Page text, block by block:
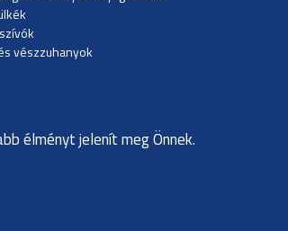
élményt jelenít meg Önnek.
vészzuhanyok